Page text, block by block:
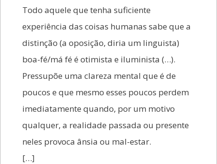
Todo aquele que tenha suficiente
experiência das coisas humanas sabe que a
distinção (a oposição, diria um linguista)
boa-fé/má fé é otimista e iluminista (…).
Pressupõe uma clareza mental que é de
poucos e que mesmo esses poucos perdem
imediatamente quando, por um motivo
qualquer, a realidade passada ou presente
neles provoca ânsia ou mal-estar.
[…]